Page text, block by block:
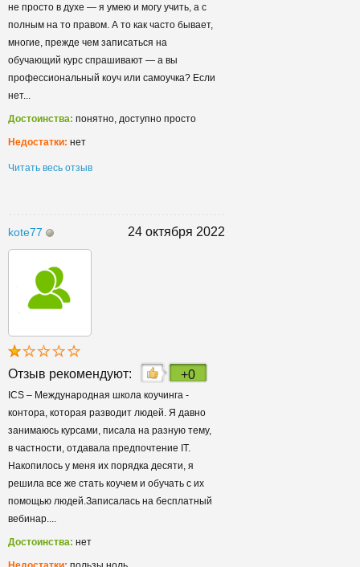
не просто в духе — я умею и могу учить, а с
полным на то правом. А то как часто бывает,
многие, прежде чем записаться на
обучающий курс спрашивают — а вы
профессиональный коуч или самоучка? Если
нет...
Достоинства: понятно, доступно просто
Недостатки: нет
Читать весь отзыв
kote77 24 октября 2022
Отзыв рекомендуют: +0
ICS – Международная школа коучинга -
контора, которая разводит людей. Я давно
занимаюсь курсами, писала на разную тему,
в частности, отдавала предпочтение IT.
Накопилось у меня их порядка десяти, я
решила все же стать коучем и обучать с их
помощью людей.Записалась на бесплатный
вебинар....
Достоинства: нет